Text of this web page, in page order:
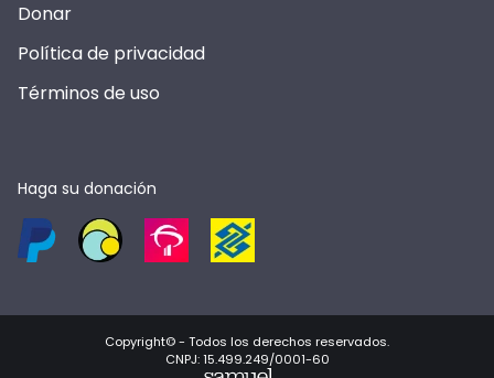
Donar
Política de privacidad
Términos de uso
Haga su donación
Copyright© - Todos los derechos reservados.
CNPJ: 15.499.249/0001-60